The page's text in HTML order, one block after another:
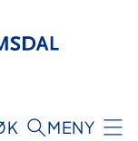
MENY